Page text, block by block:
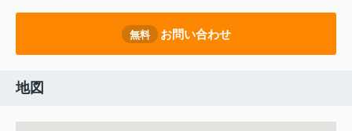
無料 お問い合わせ
地図